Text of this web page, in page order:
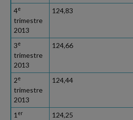
4e
trimestre
2013
124,83
3e
trimestre
2013
124,66
2e
trimestre
2013
124,44
1 er 124,25